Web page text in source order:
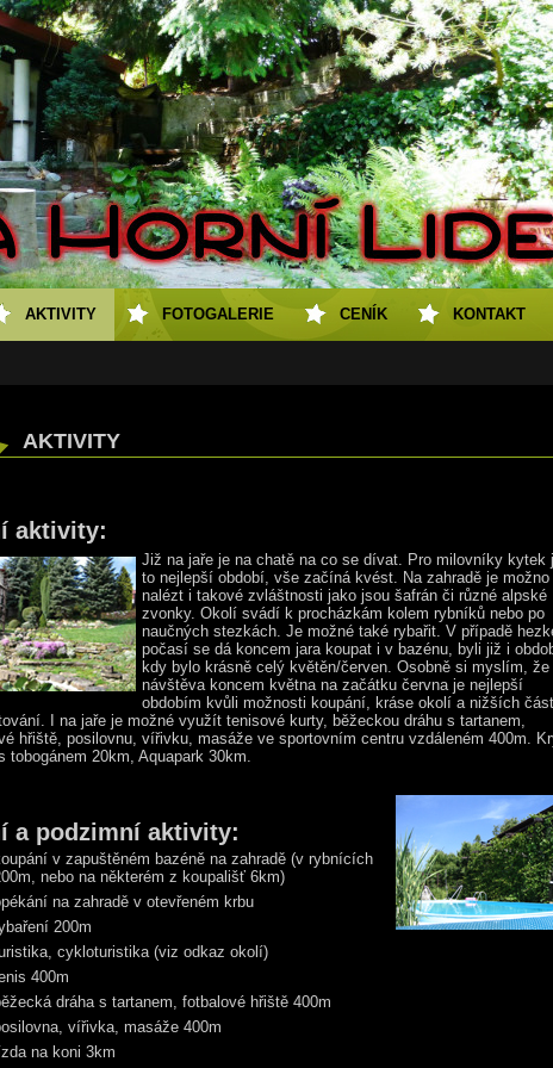
AKTIVITY
aktivity:
Již na jaře je na chatě na co se dívat. Pro milovníky kytek
to nejlepší období, vše začíná kvést. Na zahradě je možno
nalézt i takové zvláštnosti jako jsou šafrán či různé alpské
zvonky. Okolí svádí k procházkám kolem rybníků nebo po
naučných stezkách. Je možné také rybařit. V případě
počasí se dá koncem jara koupat i v bazénu, byli již i
kdy bylo krásně celý květěn/červen. Osobně si myslím, že
návštěva koncem května na začátku června je nejlepší
obdobím kvůli možnosti koupání, kráse okolí a nižších
I na jaře je možné využít tenisové kurty, běžeckou dráhu s tartanem,
hřiště, posilovnu, vířivku, masáže ve sportovním centru vzdáleném 400m.
tobogánem 20km, Aquapark 30km.
a podzimní aktivity:
v zapuštěném bazéně na zahradě (v rybnících
nebo na některém z koupališť 6km)
na zahradě v otevřeném krbu
200m
cykloturistika (viz odkaz okolí)
400m
dráha s tartanem, fotbalové hřiště 400m
vířivka, masáže 400m
na koni 3km
AKTIVITY FOTOGALERIE CENÍK KONTAKT